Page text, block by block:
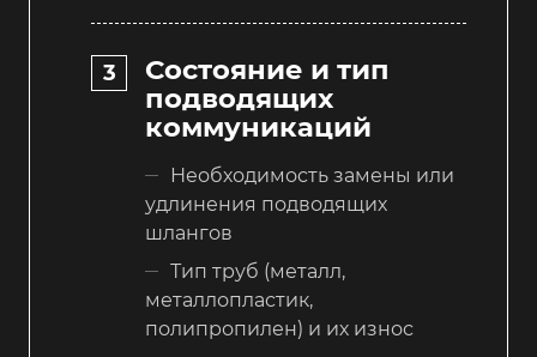
Состояние и тип
подводящих
коммуникаций
Необходимость замены или
удлинения подводящих
шлангов
Тип труб (металл,
металлопластик,
полипропилен) и их износ